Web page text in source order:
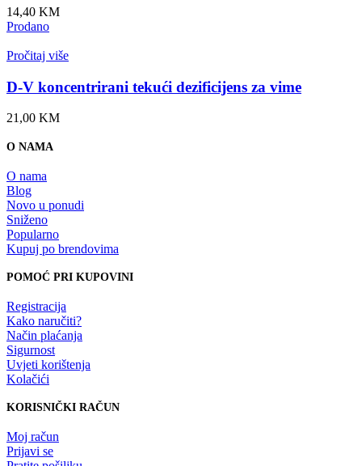
14,40 KM
Prodano
Pročitaj više
D-V koncentrirani tekući dezificijens za vime
21,00 KM
O NAMA
O nama
Blog
Novo u ponudi
Sniženo
Popularno
Kupuj po brendovima
POMOĆ PRI KUPOVINI
Registracija
Kako naručiti?
Način plaćanja
Sigurnost
Uvjeti korištenja
Kolačići
KORISNIČKI RAČUN
Moj račun
Prijavi se